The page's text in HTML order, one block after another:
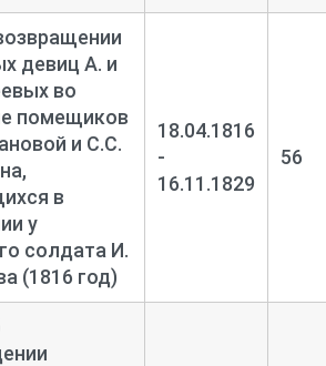
девиц А. и
во
помещиков
и С.С.
в
у
солдата И.
(1816 год)
18.04.1816
-
16.11.1829
56